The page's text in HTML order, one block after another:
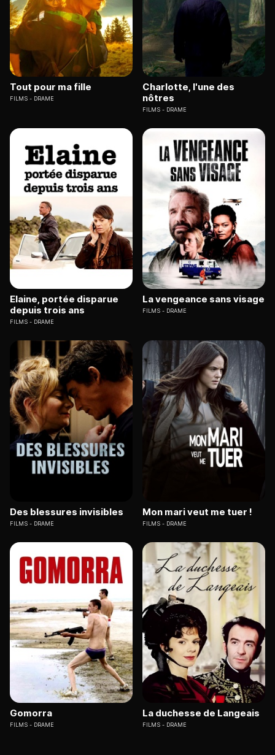
Tout pour ma fille
FILMS DRAME
Charlotte, l'une des
nôtres
FILMS DRAME
Elaine, portée disparue
depuis trois ans
FILMS DRAME
La vengeance sans visage
FILMS DRAME
Des blessures invisibles
FILMS DRAME
Mon mari veut me tuer !
FILMS DRAME
Gomorra
FILMS DRAME
La duchesse de Langeais
FILMS DRAME